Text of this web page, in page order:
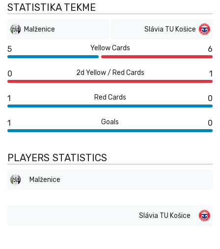
STATISTIKA TEKME
Malženice Slávia TU Košice
5 Yellow Cards 6
0 2d Yellow / Red Cards 1
1 Red Cards 0
1 Goals 0
PLAYERS STATISTICS
Malženice
Slávia TU Košice